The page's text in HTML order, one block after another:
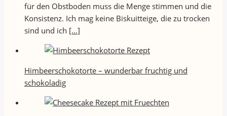
für den Obstboden muss die Menge stimmen und die
Konsistenz. Ich mag keine Biskuitteige, die zu trocken
sind und ich […]
Himbeerschokotorte – wunderbar fruchtig und
schokoladig